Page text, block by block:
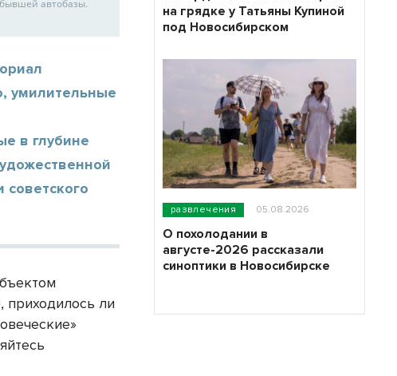
автобазы.
умилительные
в глубине
приходилось ли
на грядке у Татьяны Купиной
под Новосибирском
развлечения 05.08.2026
О похолодании в
августе-2026 рассказали
синоптики в Новосибирске